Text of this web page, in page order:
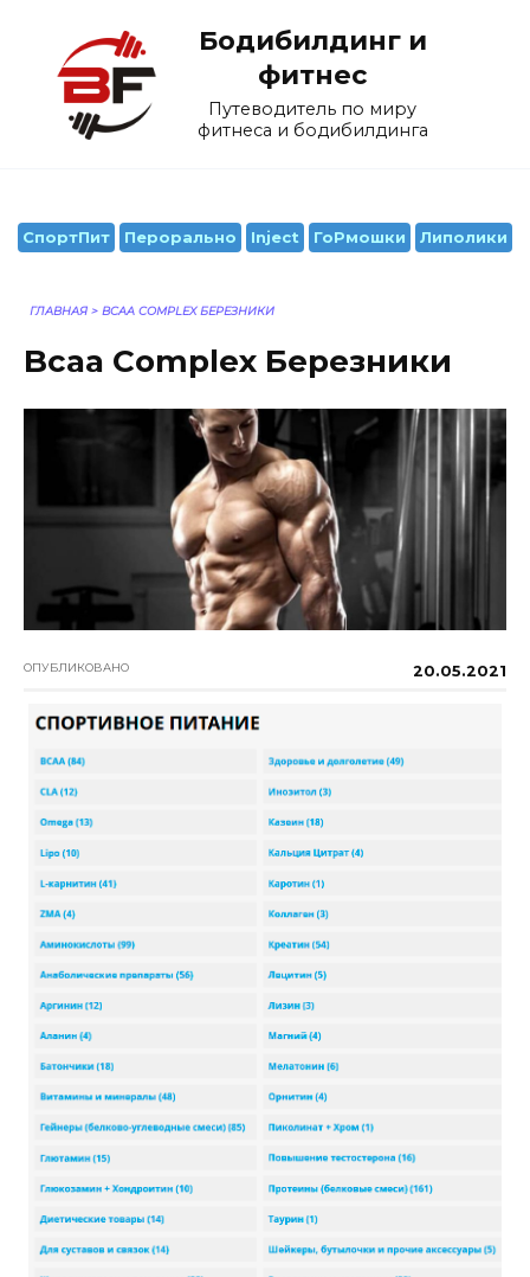
содержанию
Бодибилдинг и
фитнес
Путеводитель по миру
фитнеса и бодибилдинга
СпортПит Перорально Inject ГоРмошки Липолики
ГЛАВНАЯ > BCAA COMPLEX БЕРЕЗНИКИ
Bcaa Complex Березники
ОПУБЛИКОВАНО 20.05.2021